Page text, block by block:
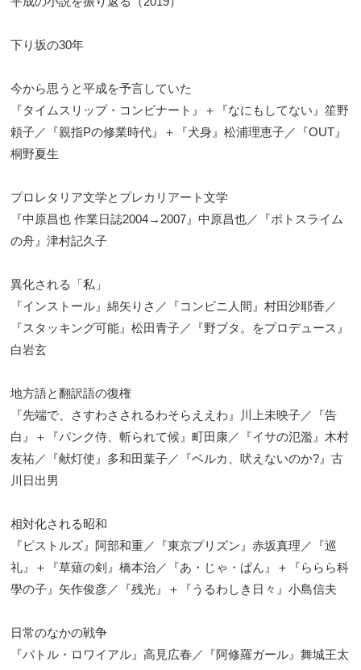
下り坂の30年
今から思うと平成を予言していた
『タイムスリップ・コンビナート』＋『なにもしてない』笙野
頼子／『親指Pの修業時代』＋『犬身』松浦理恵子／『OUT』
桐野夏生
プロレタリア文学とプレカリアート文学
『中原昌也 作業日誌2004→2007』中原昌也／『ポトスライム
の舟』津村記久子
異化される「私」
『インストール』綿矢りさ／『コンビニ人間』村田沙耶香／
『スタッキング可能』松田青子／『野ブタ。をプロデュース』
白岩玄
地方語と翻訳語の復権
『先端で、さすわさされるわそらええわ』川上未映子／『告
白』＋『パンク侍、斬られて候』町田康／『イサの氾濫』木村
友祐／『献灯使』多和田葉子／『ベルカ、吠えないのか?』古
川日出男
相対化される昭和
『ピストルズ』阿部和重／『東京プリズン』赤坂真理／『巡
礼』＋『草薙の剣』橋本治／『あ・じゃ・ぱん』＋『ららら科
學の子』矢作俊彦／『残光』＋『うるわしき日々』小島信夫
日常のなかの戦争
『バトル・ロワイアル』高見広春／『阿修羅ガール』舞城王太